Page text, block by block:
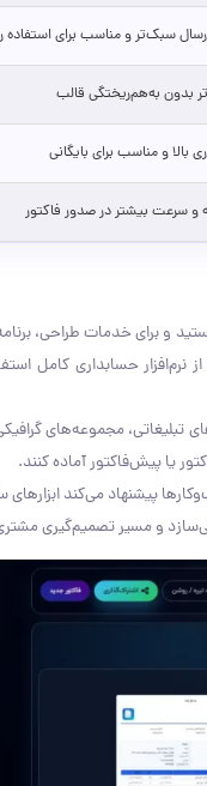
سبک‌تر و مناسب برای استفاده
بدون به‌هم‌ریختگی قالب
بالا و مناسب برای بایگانی
سرعت بیشتر در صدور فاکتور
و برای خدمات طراحی،
حسابداری کامل
مجموعه‌های
یا پیش‌فاکتور آماده کنند.
پیشنهاد می‌کند ابزارهای
و مسیر تصمیم‌گیری مشتری